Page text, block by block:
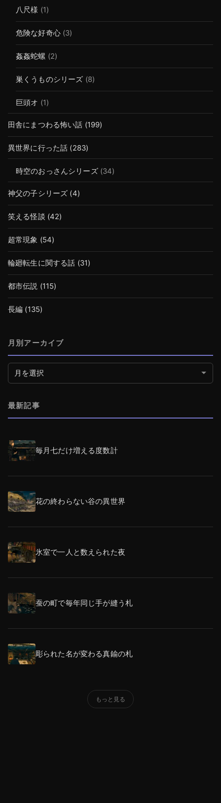
八尺様 (1)
危険な好奇心(3)
姦姦蛇螺 (2)
巣くうものシリーズ (8)
巨頭オ (1)
田舎にまつわる怖い話 (199)
異世界に行った話 (283)
時空のおっさんシリーズ(34)
神父の子シリーズ (4)
笑える怪談 (42)
超常現象 (54)
輪廻転生に関する話 (31)
都市伝説 (115)
長編 (135)
月別アーカイブ
月別アーカイブ
最新記事
毎月七だけ増える度数計
花の終わらない谷の異世界
氷室で一人と数えられた夜
蚕の町で毎年同じ手が縫う札
彫られた名が変わる真鍮の札
もっと見る